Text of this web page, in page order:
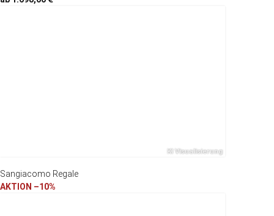
Sangiacomo Regale
AKTION –10%